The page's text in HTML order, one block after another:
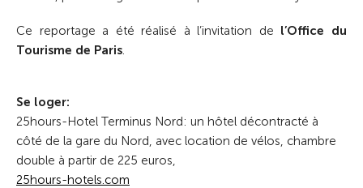
Ce reportage a été réalisé à l’invitation de l’Office du
Tourisme de Paris.
Se loger:
25hours-Hotel Terminus Nord: un hôtel décontracté à
côté de la gare du Nord, avec location de vélos, chambre
double à partir de 225 euros,
25hours-hotels.com